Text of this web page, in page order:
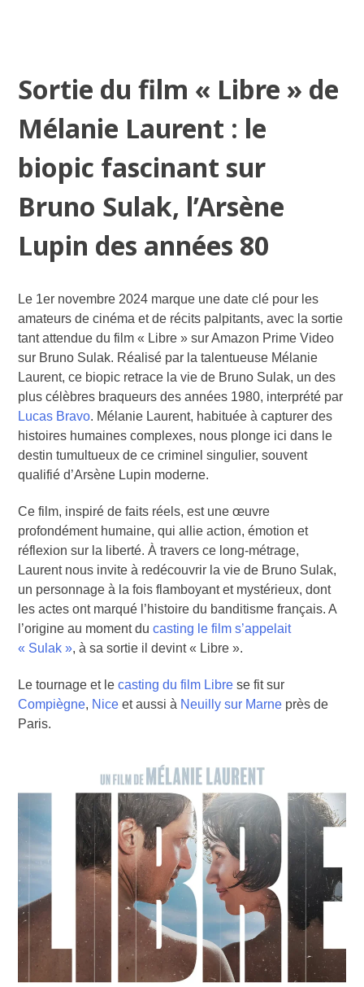
Sortie du film « Libre » de
Mélanie Laurent : le
biopic fascinant sur
Bruno Sulak, l’Arsène
Lupin des années 80
Le 1er novembre 2024 marque une date clé pour les
amateurs de cinéma et de récits palpitants, avec la sortie
tant attendue du film « Libre » sur Amazon Prime Video
sur Bruno Sulak. Réalisé par la talentueuse Mélanie
Laurent, ce biopic retrace la vie de Bruno Sulak, un des
plus célèbres braqueurs des années 1980, interprété par
Lucas Bravo. Mélanie Laurent, habituée à capturer des
histoires humaines complexes, nous plonge ici dans le
destin tumultueux de ce criminel singulier, souvent
qualifié d’Arsène Lupin moderne.
Ce film, inspiré de faits réels, est une œuvre
profondément humaine, qui allie action, émotion et
réflexion sur la liberté. À travers ce long-métrage,
Laurent nous invite à redécouvrir la vie de Bruno Sulak,
un personnage à la fois flamboyant et mystérieux, dont
les actes ont marqué l’histoire du banditisme français. A
l’origine au moment ducasting le film s’appelait
« Sulak », à sa sortie il devint « Libre ».
Le tournage et lecasting du film Libre se fit sur
Compiègne, Nice et aussi à Neuilly sur Marne près de
Paris.